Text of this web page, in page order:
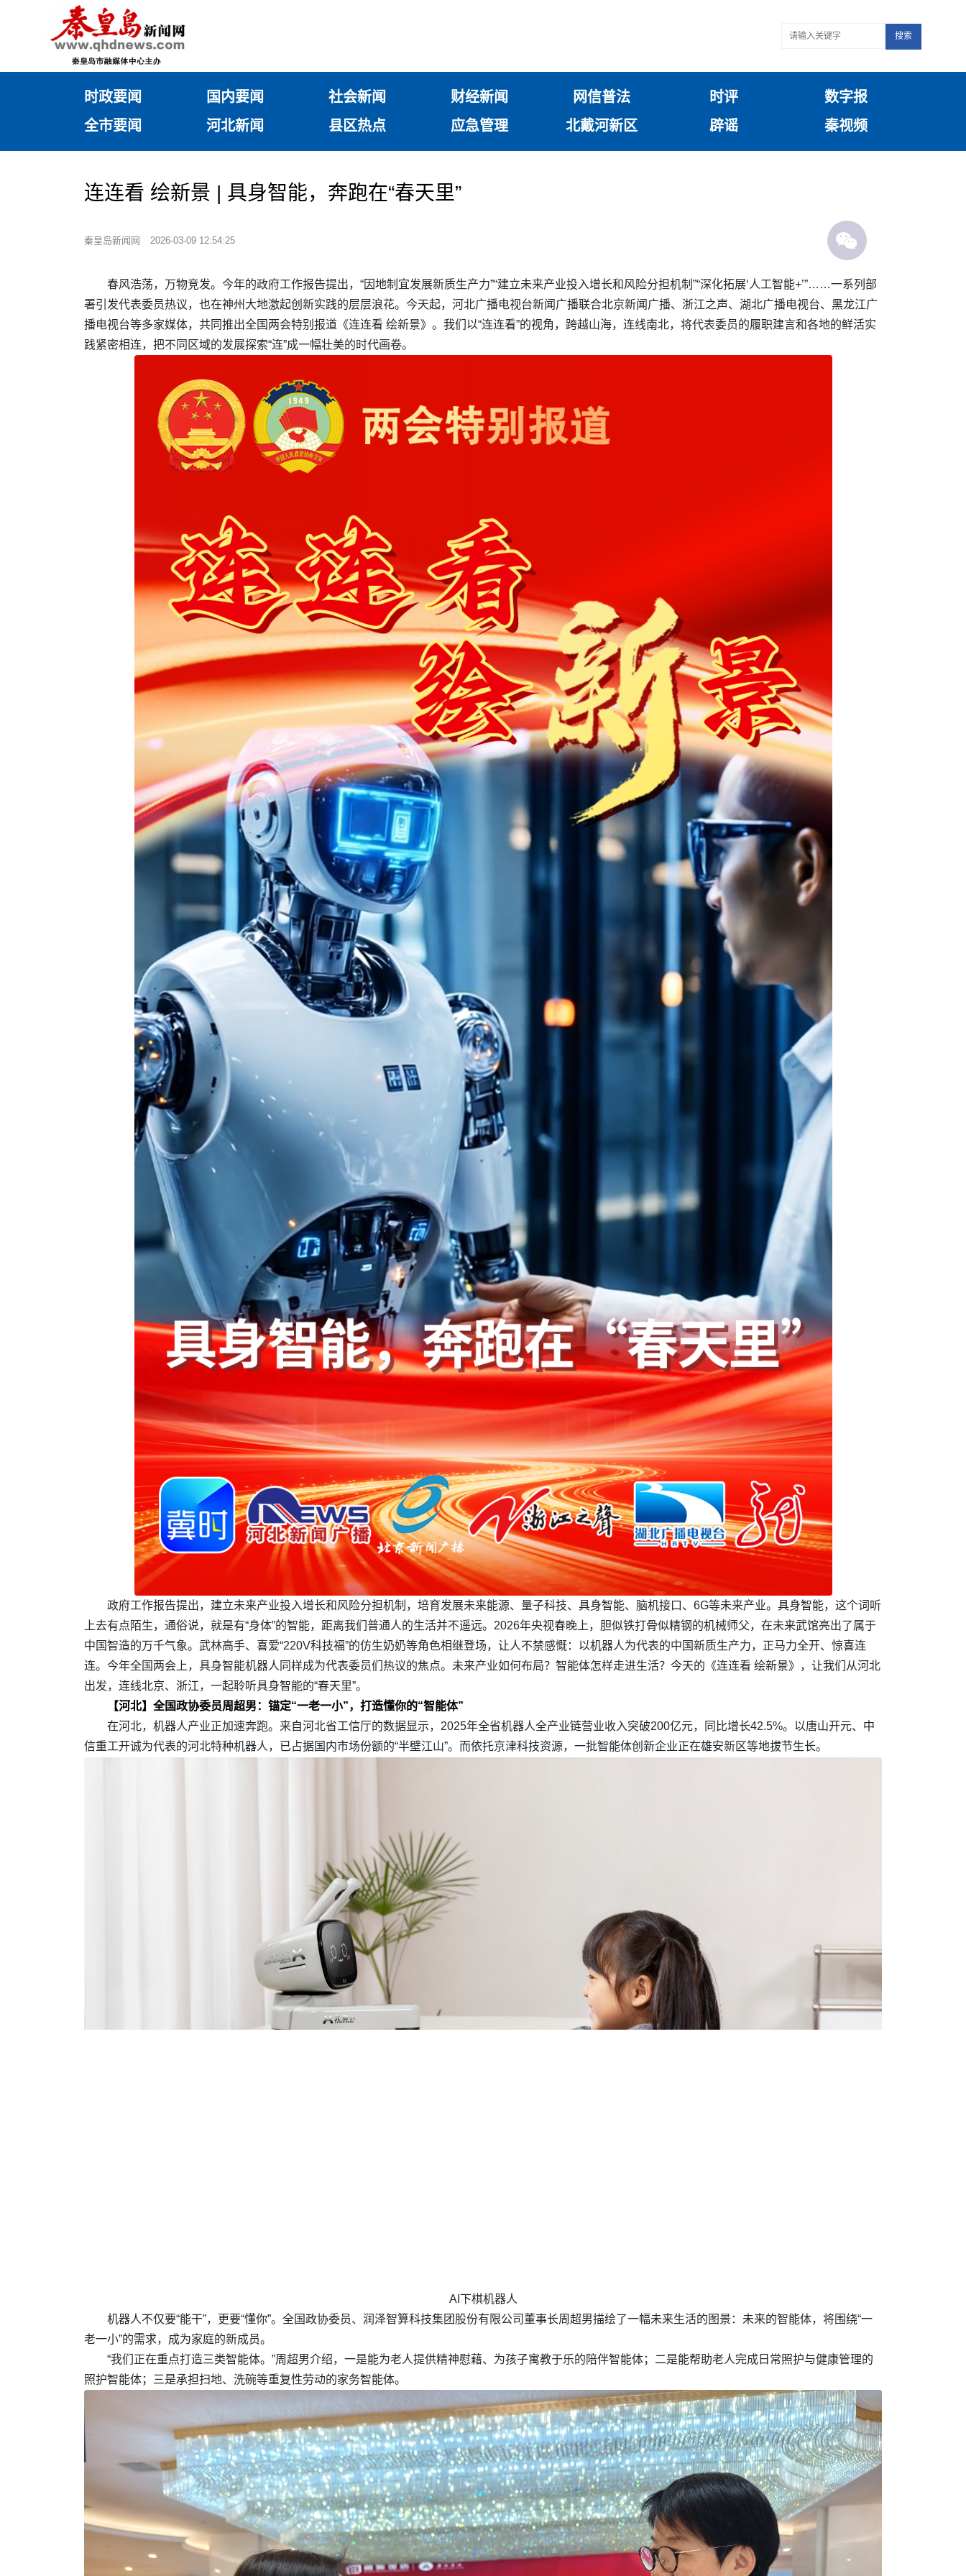
搜索
时政要闻 国内要闻 社会新闻 财经新闻 网信普法 时评
数字报
全市要闻
河北新闻 县区热点 应急管理 北戴河新区 辟谣 秦视频
连连看 绘新景 | 具身智能，奔跑在“春天里”
秦皇岛新闻网 2026-03-09 12:54:25
春风浩荡，万物竞发。今年的政府工作报告提出，“因地制宜发展新质生产力”“建立未来产业投入增长和风险分担机制”“深化拓展‘人工智能+’”……一系列部
署引发代表委员热议，也在神州大地激起创新实践的层层浪花。今天起，河北广播电视台新闻广播联合北京新闻广播、浙江之声、湖北广播电视台、黑龙江广
播电视台等多家媒体，共同推出全国两会特别报道《连连看 绘新景》。我们以“连连看”的视角，跨越山海，连线南北，将代表委员的履职建言和各地的鲜活实
践紧密相连，把不同区域的发展探索“连”成一幅壮美的时代画卷。
政府工作报告提出，建立未来产业投入增长和风险分担机制，培育发展未来能源、量子科技、具身智能、脑机接口、6G等未来产业。具身智能，这个词听
上去有点陌生，通俗说，就是有“身体”的智能，距离我们普通人的生活并不遥远。2026年央视春晚上，胆似铁打骨似精钢的机械师父，在未来武馆亮出了属于
中国智造的万千气象。武林高手、喜爱“220V科技福”的仿生奶奶等角色相继登场，让人不禁感慨：以机器人为代表的中国新质生产力，正马力全开、惊喜连
连。今年全国两会上，具身智能机器人同样成为代表委员们热议的焦点。未来产业如何布局？智能体怎样走进生活？今天的《连连看 绘新景》，让我们从河北
出发，连线北京、浙江，一起聆听具身智能的“春天里”。
【河北】全国政协委员周超男：锚定“一老一小”，打造懂你的“智能体”
在河北，机器人产业正加速奔跑。来自河北省工信厅的数据显示，2025年全省机器人全产业链营业收入突破200亿元，同比增长42.5%。以唐山开元、中
信重工开诚为代表的河北特种机器人，已占据国内市场份额的“半壁江山”。而依托京津科技资源，一批智能体创新企业正在雄安新区等地拔节生长。
AI下棋机器人
机器人不仅要“能干”，更要“懂你”。全国政协委员、润泽智算科技集团股份有限公司董事长周超男描绘了一幅未来生活的图景：未来的智能体，将围绕“一
老一小”的需求，成为家庭的新成员。
“我们正在重点打造三类智能体。”周超男介绍，一是能为老人提供精神慰藉、为孩子寓教于乐的陪伴智能体；二是能帮助老人完成日常照护与健康管理的
照护智能体；三是承担扫地、洗碗等重复性劳动的家务智能体。